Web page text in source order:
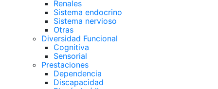
Renales
Sistema endocrino
Sistema nervioso
Otras
Diversidad Funcional
Cognitiva
Sensorial
Prestaciones
Dependencia
Discapacidad